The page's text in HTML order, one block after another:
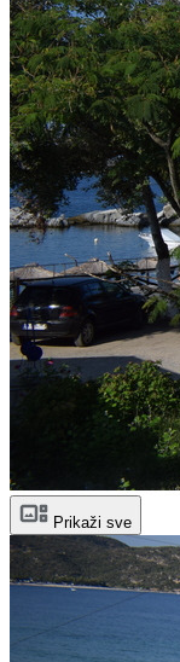
Prikaži sve